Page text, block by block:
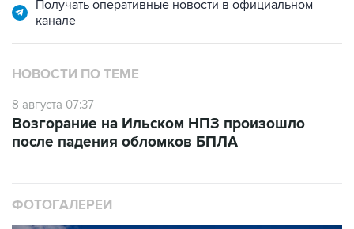
Получать оперативные новости в официальном
канале
НОВОСТИ ПО ТЕМЕ
8 августа 07:37
Возгорание на Ильском НПЗ произошло
после падения обломков БПЛА
ФОТОГАЛЕРЕИ